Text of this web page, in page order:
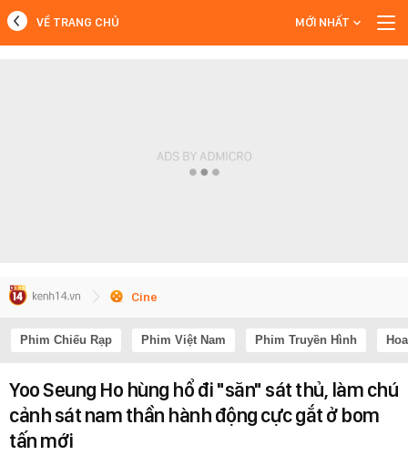
VỀ TRANG CHỦ MỚI NHẤT
Cine
Phim Chiếu Rạp Phim Việt Nam Phim Truyền Hình
Yoo Seung Ho hùng hổ đi "săn" sát thủ, làm chú
cảnh sát nam thần hành động cực gắt ở bom
tấn mới